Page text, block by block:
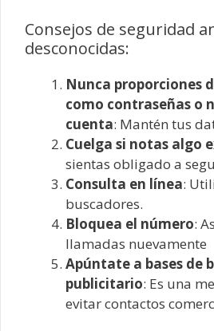
Consejos de seguridad
desconocidas:
Nunca proporciones
como contraseñas o
cuenta: Mantén tus
Cuelga si notas algo
sientas obligado a
Consulta en línea:
buscadores.
Bloquea el número:
llamadas nuevamente
Apúntate a bases de
publicitario: Es una
evitar contactos